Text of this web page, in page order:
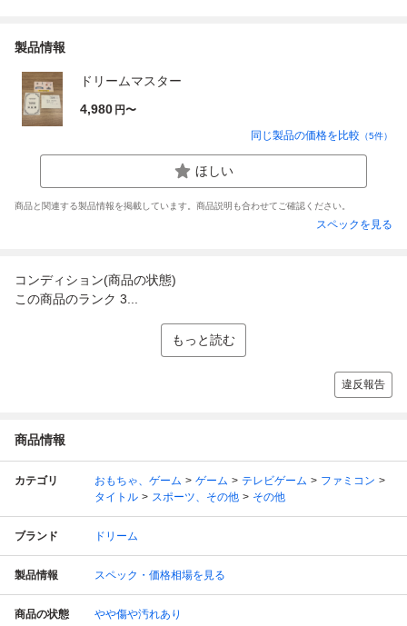
製品情報
ドリームマスター
4,980 円〜
同じ製品の価格を比較 （5件）
ほしい
商品と関連する製品情報を掲載しています。商品説明も合わせてご確認ください。
スペックを見る
コンディション(商品の状態)
この商品のランク 3...
もっと読む
違反報告
商品情報
カテゴリ おもちゃ、ゲーム ゲーム テレビゲーム
ファミコン
タイトル
スポーツ、その他 その他
ブランド ドリーム
製品情報 スペック・価格相場を見る
商品の状態 やや傷や汚れあり